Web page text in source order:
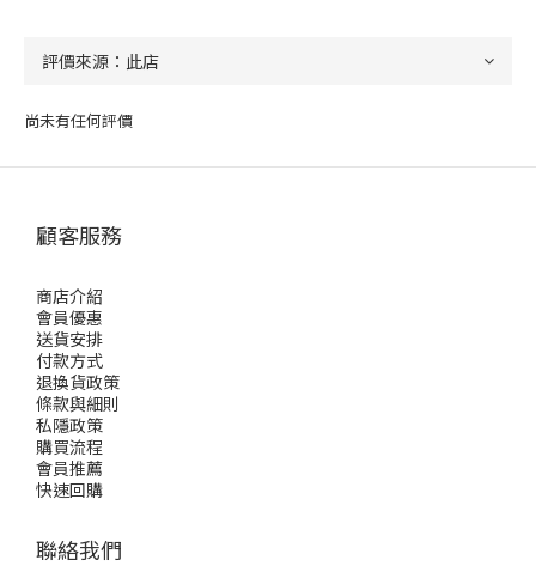
尚未有任何評價
顧客服務
商店介紹
會員優惠
送貨安排
付款方式
退換貨政策
條款與細則
私隱政策
購買流程
會員推薦
快速回購
聯絡我們